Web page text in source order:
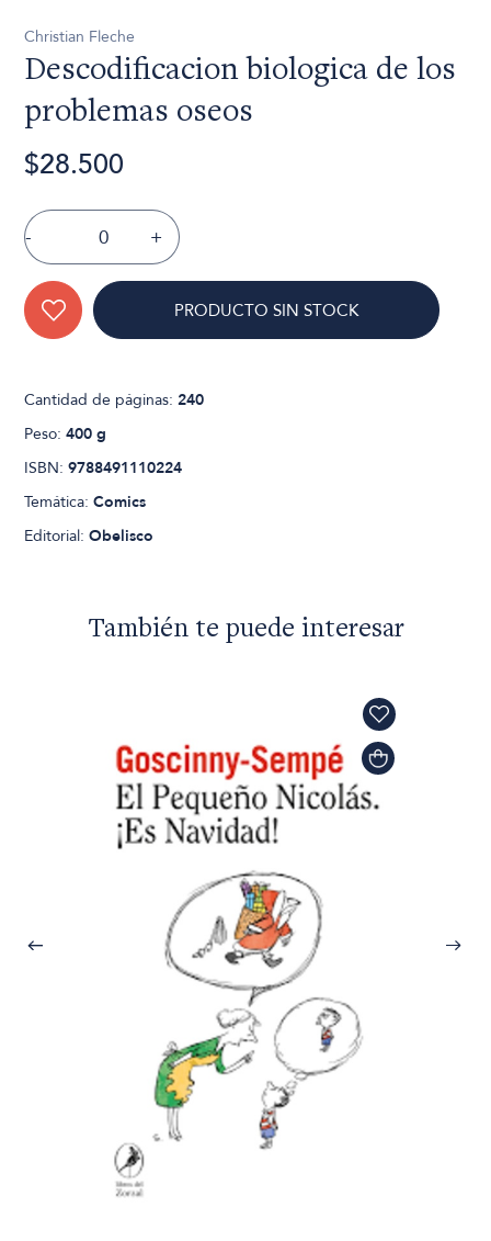
Christian Fleche
Descodificacion biologica de los
problemas oseos
$28.500
- +
PRODUCTO SIN STOCK
Cantidad de páginas:240
Peso:400 g
ISBN:9788491110224
Temática:Comics
Editorial:Obelisco
También te puede interesar